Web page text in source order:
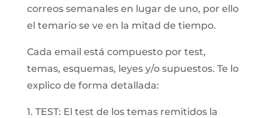
correos semanales en lugar de uno, por ello
el temario se ve en la mitad de tiempo.
Cada email está compuesto por test,
temas, esquemas, leyes y/o supuestos. Te lo
explico de forma detallada:
1. TEST: El test de los temas remitidos la